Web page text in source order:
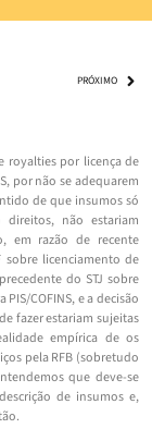
PRÓXIMO
royalties por licença de
por não se adequarem
de que insumos só
não estariam
em razão de recente
sobre licenciamento de
do STJ sobre
COFINS, e a decisão
fazer estariam sujeitas
empírica de os
pela RFB (sobretudo
que deve-se
de insumos e,